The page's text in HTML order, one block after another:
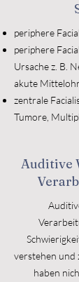
periphere
periphere
Ursache z. B.
akute
zentrale
Tumore,
Auditive
verstehen und
haben